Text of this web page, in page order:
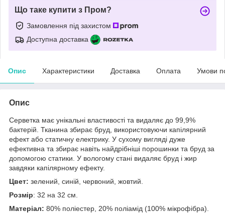
Що таке купити з Пром?
Замовлення під захистом
Доступна доставка
Опис Характеристики Доставка Оплата Умови
Опис
Серветка має унікальні властивості та видаляє до 99,9%
бактерій. Тканина збирає бруд, використовуючи капілярний
ефект або статичну електрику. У сухому вигляді дуже
ефективна та збирає навіть найдрібніші порошинки та бруд за
допомогою статики. У вологому стані видаляє бруд і жир
завдяки капілярному ефекту.
Цвет: зелений, синій, червоний, жовтий.
Розмір: 32 на 32 см.
Матеріал: 80% поліестер, 20% поліамід (100% мікрофібра).